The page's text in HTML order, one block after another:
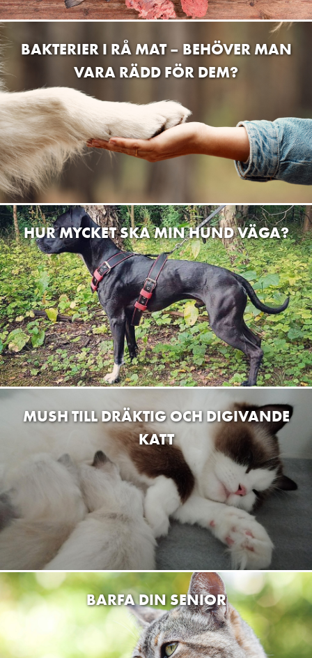
BAKTERIER I RÅ MAT – BEHÖVER MAN
VARA RÄDD FÖR DEM?
HUR MYCKET SKA MIN HUND VÄGA?
MUSH TILL DRÄKTIG OCH DIGIVANDE
KATT
BARFA DIN SENIOR